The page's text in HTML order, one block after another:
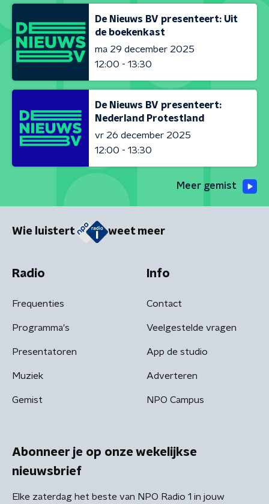
De Nieuws BV presenteert: Uit
de boekenkast
ma 29 december 2025
12:00 - 13:30
De Nieuws BV presenteert:
Nederland Protestland
vr 26 december 2025
12:00 - 13:30
Meer gemist
Wie luistert weet meer
Radio
Frequenties
Programma's
Presentatoren
Muziek
Gemist
Info
Contact
Veelgestelde vragen
App de studio
Adverteren
NPO Campus
Abonneer je op onze wekelijkse
nieuwsbrief
Elke zaterdag het beste van NPO Radio 1 in jouw